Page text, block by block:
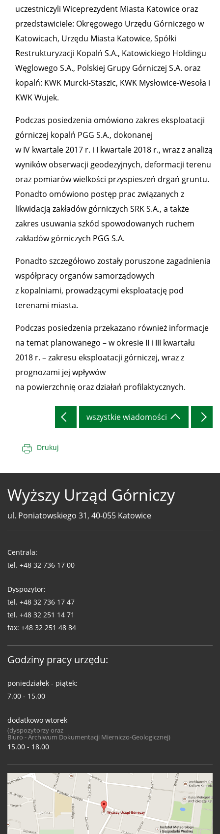
uczestniczyli Wiceprezydent Miasta Katowice oraz
przedstawiciele: Okręgowego Urzędu Górniczego w
Katowicach, Urzędu Miasta Katowice, Spółki
Restrukturyzacji Kopalń S.A., Katowickiego Holdingu
Węglowego S.A., Polskiej Grupy Górniczej S.A. oraz
kopalń: KWK Murcki-Staszic, KWK Mysłowice-Wesoła i
KWK Wujek.
Podczas posiedzenia omówiono zakres eksploatacji
górniczej kopalń PGG S.A., dokonanej
w IV kwartale 2017 r. i I kwartale 2018 r., wraz z analizą
wyników obserwacji geodezyjnych, deformacji terenu
oraz pomiarów wielkości przyspieszeń drgań gruntu.
Ponadto omówiono postęp prac związanych z
likwidacją zakładów górniczych SRK S.A., a także
zakres usuwania szkód spowodowanych ruchem
zakładów górniczych PGG S.A.
Ponadto szczegółowo zostały poruszone zagadnienia
współpracy organów samorządowych
z kopalniami, prowadzącymi eksploatację pod
terenami miasta.
Podczas posiedzenia przekazano również informacje
na temat planowanego – w okresie II i III kwartału
2018 r. – zakresu eksploatacji górniczej, wraz z
prognozami jej wpływów
na powierzchnię oraz działań profilaktycznych.
wszystkie wiadomości
Drukuj
Wyższy Urząd Górniczy
ul. Poniatowskiego 31, 40-055 Katowice
WUG
Centrala:
tel. +48 32 736 17 00
Dyspozytor:
tel. +48 32 736 17 47
tel. +48 32 251 14 71
fax: +48 32 251 48 84
Godziny pracy urzędu:
poniedziałek - piątek:
7.00 - 15.00
dodatkowo wtorek
(dyspozytorzy oraz
Biuro - Archiwum Dokumentacji Mierniczo-Geologicznej)
15.00 - 18.00